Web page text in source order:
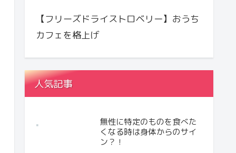
【フリーズドライストロベリー】おうち
カフェを格上げ
人気記事
無性に特定のものを食べた
くなる時は身体からのサイ
ン？！